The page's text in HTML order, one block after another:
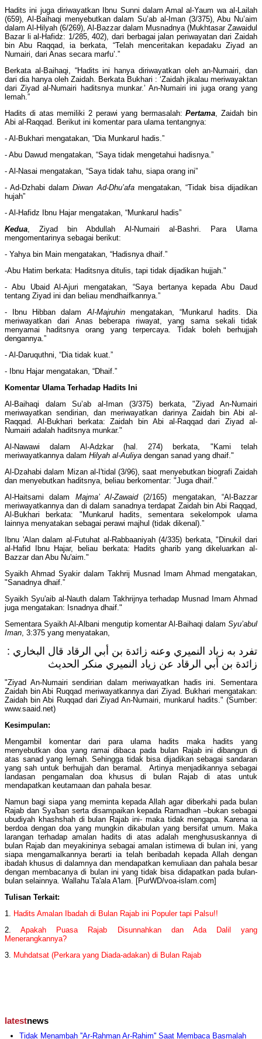
Hadits ini juga diriwayatkan Ibnu Sunni dalam Amal al-Yaum wa al-Lailah
(659), Al-Baihaqi menyebutkan dalam Su’ab al-Iman (3/375), Abu Nu’aim
dalam Al-Hilyah (6/269), Al-Bazzar dalam Musnadnya (Mukhtasar Zawaidul
Bazar li al-Hafidz: 1/285, 402), dari berbagai jalan periwayatan dari Zaidah
bin Abu Raqqad, ia berkata, “Telah menceritakan kepadaku Ziyad an
Numairi, dari Anas secara marfu’.”
Berkata al-Baihaqi, “Hadits ini hanya diriwayatkan oleh an-Numairi, dan
dari dia hanya oleh Zaidah. Berkata Bukhari : ‘Zaidah jikalau meriwayaktan
dari Ziyad al-Numairi haditsnya munkar.’ An-Numairi ini juga orang yang
lemah.”
Hadits di atas memiliki 2 perawi yang bermasalah:Pertama, Zaidah bin
Abi al-Raqqad. Berikut ini komentar para ulama tentangnya:
- Al-Bukhari mengatakan, “Dia Munkarul hadis.”
- Abu Dawud mengatakan, “Saya tidak mengetahui hadisnya.”
- Al-Nasai mengatakan, “Saya tidak tahu, siapa orang ini”
- Ad-Dzhabi dalamDiwan Ad-Dhu’afa mengatakan, “Tidak bisa dijadikan
hujah”
- Al-Hafidz Ibnu Hajar mengatakan, “Munkarul hadis”
Kedua, Ziyad bin Abdullah Al-Numairi al-Bashri. Para Ulama
mengomentarinya sebagai berikut:
- Yahya bin Main mengatakan, “Hadisnya dhaif.”
-Abu Hatim berkata: Haditsnya ditulis, tapi tidak dijadikan hujjah."
- Abu Ubaid Al-Ajuri mengatakan, “Saya bertanya kepada Abu Daud
tentang Ziyad ini dan beliau mendhaifkannya.”
- Ibnu Hibban dalamAl-Majruhinmengatakan, “Munkarul hadits. Dia
meriwayatkan dari Anas beberapa riwayat, yang sama sekali tidak
menyamai haditsnya orang yang terpercaya. Tidak boleh berhujjah
dengannya.”
- Al-Daruquthni, “Dia tidak kuat.”
- Ibnu Hajar mengatakan, “Dhaif.”
Komentar Ulama Terhadap Hadits Ini
Al-Baihaqi dalam Su’ab al-Iman (3/375) berkata, "Ziyad An-Numairi
meriwayatkan sendirian, dan meriwayatkan darinya Zaidah bin Abi al-
Raqqad. Al-Bukhari berkata: Zaidah bin Abi al-Raqqad dari Ziyad al-
Numairi adalah haditsnya munkar."
Al-Nawawi dalam Al-Adzkar (hal. 274) berkata, "Kami telah
meriwayatkannya dalam Hilyah al-Auliya dengan sanad yang dhaif."
Al-Dzahabi dalam Mizan al-I'tidal (3/96), saat menyebutkan biografi Zaidah
dan menyebutkan haditsnya, beliau berkomentar: "Juga dhaif."
Al-Haitsami dalam Majma’ Al-Zawaid(2/165) mengatakan, “Al-Bazzar
meriwayatkannya dan di dalam sanadnya terdapat Zaidah bin Abi Raqqad,
Al-Bukhari berkata: "Munkarul hadits, sementara sekelompok ulama
lainnya menyatakan sebagai perawi majhul (tidak dikenal).”
Ibnu 'Alan dalam al-Futuhat al-Rabbaaniyah (4/335) berkata, "Dinukil dari
al-Hafid Ibnu Hajar, beliau berkata: Hadits gharib yang dikeluarkan al-
Bazzar dan Abu Nu'aim."
Syaikh Ahmad Syakir dalam Takhrij Musnad Imam Ahmad mengatakan,
"Sanadnya dhaif.”
Syaikh Syu'aib al-Nauth dalam Takhrijnya terhadap Musnad Imam Ahmad
juga mengatakan: Isnadnya dhaif."
Sementara Syaikh Al-Albani mengutip komentar Al-Baihaqi dalam Syu’abul
Iman, 3:375 yang menyatakan,
تفرد به زياد النميري وعنه زائدة بن أبي الرقاد قال البخاري :
زائدة بن أبي الرقاد عن زياد النميري منكر الحديث
"Ziyad An-Numairi sendirian dalam meriwayatkan hadis ini. Sementara
Zaidah bin Abi Ruqqad meriwayatkannya dari Ziyad. Bukhari mengatakan:
Zaidah bin Abi Ruqqad dari Ziyad An-Numairi, munkarul hadits." (Sumber:
www.saaid.net)
Kesimpulan:
Mengambil komentar dari para ulama hadits maka hadits yang
menyebutkan doa yang ramai dibaca pada bulan Rajab ini dibangun di
atas sanad yang lemah. Sehingga tidak bisa dijadikan sebagai sandaran
yang sah untuk berhujjah dan beramal. Artinya menjadikannya sebagai
landasan pengamalan doa khusus di bulan Rajab di atas untuk
mendapatkan keutamaan dan pahala besar.
Namun bagi siapa yang meminta kepada Allah agar diberkahi pada bulan
Rajab dan Sya'ban serta disampaikan kepada Ramadhan –bukan sebagai
ubudiyah khashshah di bulan Rajab ini- maka tidak mengapa. Karena ia
berdoa dengan doa yang mungkin dikabulan yang bersifat umum. Maka
larangan terhadap amalan hadits di atas adalah menghususkannya di
bulan Rajab dan meyakininya sebagai amalan istimewa di bulan ini, yang
siapa mengamalkannya berarti ia telah beribadah kepada Allah dengan
ibadah khusus di dalamnya dan mendapatkan kemuliaan dan pahala besar
dengan membacanya di bulan ini yang tidak bisa didapatkan pada bulan-
bulan selainnya. Wallahu Ta'ala A'lam. [PurWD/voa-islam.com]
Tulisan Terkait:
1. Hadits Amalan Ibadah di Bulan Rajab ini Populer tapi Palsu!!
2.Apakah Puasa Rajab Disunnahkan dan Ada Dalil yang
Menerangkannya?
3. Muhdatsat (Perkara yang Diada-adakan) di Bulan Rajab
latestnews
Tidak Menambah ''Ar-Rahman Ar-Rahim'' Saat Membaca Basmalah